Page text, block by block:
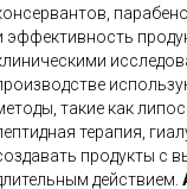
эффективность
исследованиями. -
такие как
терапия,
продукты с
действием.